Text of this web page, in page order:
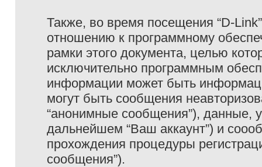
Также, во время посещения “D-
отношению к программному
рамки этого документа, целью
исключительно программным
информации может быть
могут быть сообщения
“анонимные сообщения”), данные,
дальнейшем “Ваш аккаунт”) и
прохождения процедуры
сообщения”).